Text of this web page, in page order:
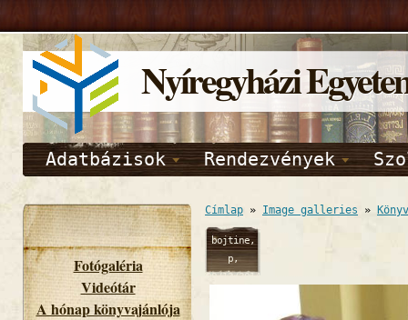
Nyíregyházi
Adatbázisok Rendezvények
Fotógaléria
Videótár
A hónap könyvajánlója
Címlap » Image galleries »
bojtine,
p,
09/12/2014